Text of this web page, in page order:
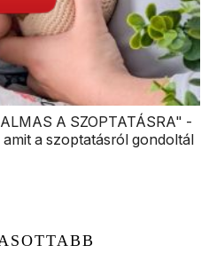
A SZOPTATÁSRA" -
a szoptatásról gondoltál